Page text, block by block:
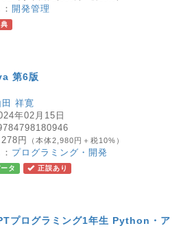
開発管理
第6版
田 祥寛
年02月15日
円 （本体2,980円＋税10%）
プログラミング・開発
タ 正誤あり
プログラミング1年生 Python・ア